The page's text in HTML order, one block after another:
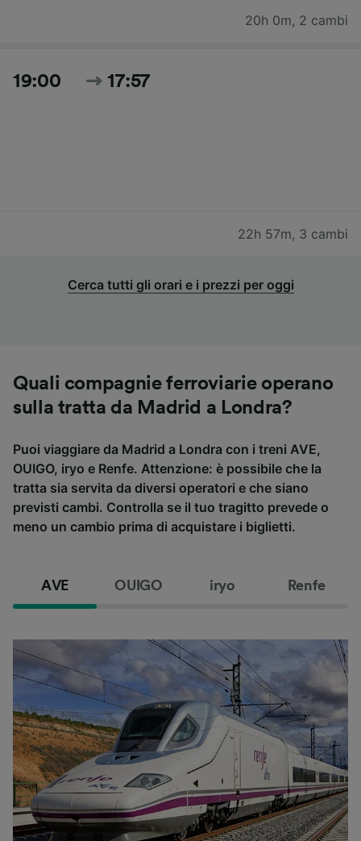
20h 0m, 2 cambi
19:00 17:57
22h 57m, 3 cambi
Cerca tutti gli orari e i prezzi per oggi
Quali compagnie ferroviarie operano
sulla tratta da Madrid a Londra?
Puoi viaggiare da Madrid a Londra con i treni AVE,
OUIGO, iryo e Renfe. Attenzione: è possibile che la
tratta sia servita da diversi operatori e che siano
previsti cambi. Controlla se il tuo tragitto prevede o
meno un cambio prima di acquistare i biglietti.
AVE OUIGO iryo Renfe